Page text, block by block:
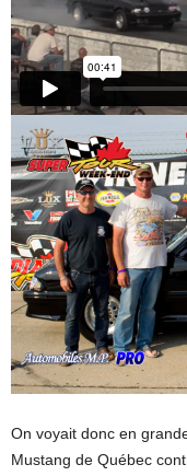
On voyait donc en
Mustang de Québec